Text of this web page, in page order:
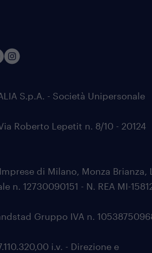
S.p.A. - Società Unipersonale
Roberto Lepetit n. 8/10 - 20124
di Milano, Monza Brianza,
n. 12730090151 - N. REA MI-
Gruppo IVA n.
i.v. - Direzione e